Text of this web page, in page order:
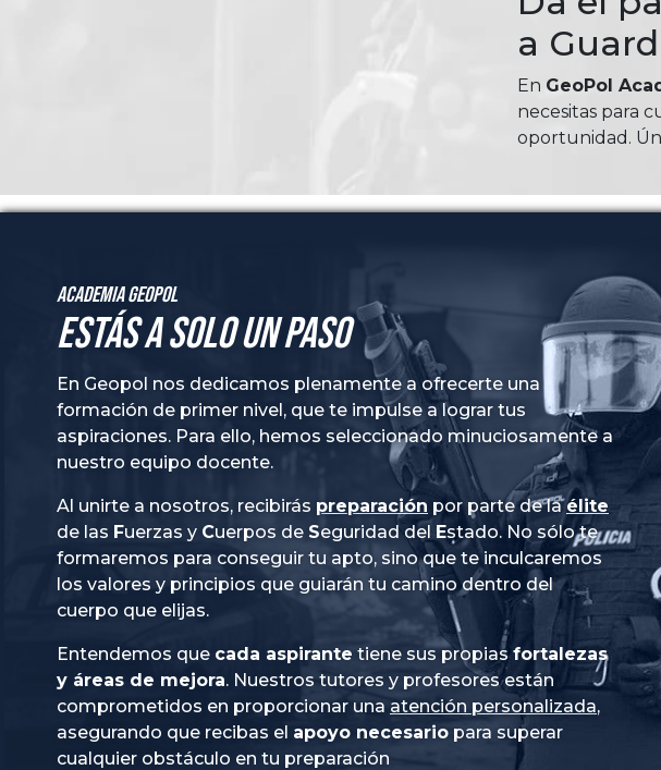
a
En GeoPol
necesitas para
oportunidad.
Academia GeoPol
Estás a solo un paso
En Geopol nos dedicamos plenamente a ofrecerte una
formación de primer nivel, que te impulse a lograr tus
aspiraciones. Para ello, hemos seleccionado minuciosamente a
nuestro equipo docente.
Al unirte a nosotros, recibirás preparación por parte de laélite
de las
Fuerzas y Cuerpos de Seguridad del Estado. No sólo te
formaremos para conseguir tu apto, sino que te inculcaremos
los valores y principios que guiarán tu camino dentro del
cuerpo que elijas.
Entendemos que cada aspirante tiene sus propiasfortalezas
y áreas de mejora. Nuestros tutores y profesores están
comprometidos en proporcionar una atención personalizada,
asegurando que recibas el apoyo necesario para superar
cualquier obstáculo en tu preparación